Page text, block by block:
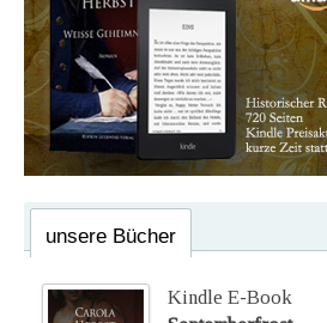
unsere Bücher
Kindle E-Book